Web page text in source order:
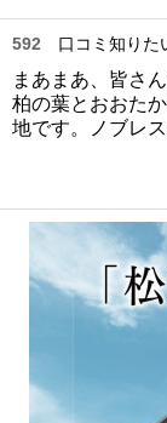
592 口コミ知りた
まあまあ、皆さ
柏の葉とおおた
地です。ノブレ